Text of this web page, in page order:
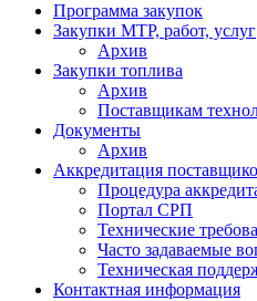
Программа закупок
Закупки МТР, работ, услуг
Архив
Закупки топлива
Архив
Поставщикам
Документы
Архив
Аккредитация
Процедура
Портал СРП
Технические
Часто задаваемые
Техническая
Контактная информация